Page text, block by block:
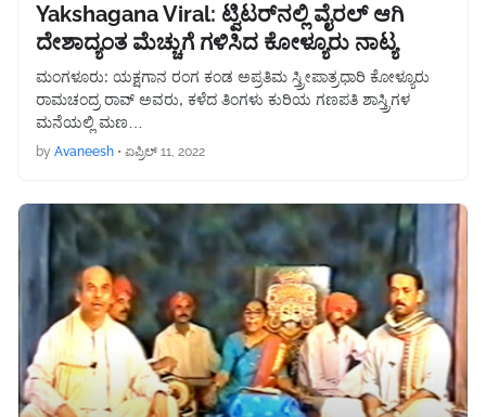
Yakshagana Viral: ಟ್ವಿಟರ್‌ನಲ್ಲಿ ವೈರಲ್ ಆಗಿ
ದೇಶಾದ್ಯಂತ ಮೆಚ್ಚುಗೆ ಗಳಿಸಿದ ಕೋಳ್ಯೂರು ನಾಟ್ಯ
ಮಂಗಳೂರು: ಯಕ್ಷಗಾನ ರಂಗ ಕಂಡ ಅಪ್ರತಿಮ ಸ್ತ್ರೀಪಾತ್ರಧಾರಿ ಕೋಳ್ಯೂರು
ರಾಮಚಂದ್ರ ರಾವ್ ಅವರು, ಕಳೆದ ತಿಂಗಳು ಕುರಿಯ ಗಣಪತಿ ಶಾಸ್ತ್ರಿಗಳ
ಮನೆಯಲ್ಲಿ ಮಣ…
by Avaneesh • ಏಪ್ರಿಲ್ 11, 2022